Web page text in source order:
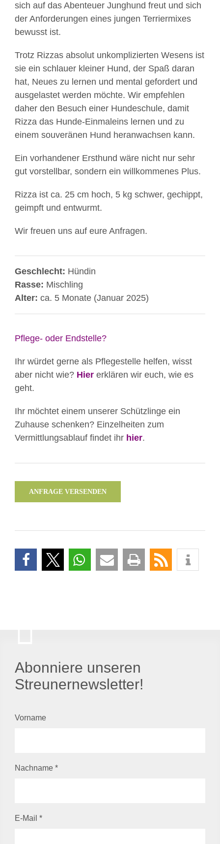
sich auf das Abenteuer Junghund freut und sich
der Anforderungen eines jungen Terriermixes
bewusst ist.
Trotz Rizzas absolut unkomplizierten Wesens ist
sie ein schlauer kleiner Hund, der Spaß daran
hat, Neues zu lernen und mental gefordert und
ausgelastet werden möchte. Wir empfehlen
daher den Besuch einer Hundeschule, damit
Rizza das Hunde-Einmaleins lernen und zu
einem souveränen Hund heranwachsen kann.
Ein vorhandener Ersthund wäre nicht nur sehr
gut vorstellbar, sondern ein willkommenes Plus.
Rizza ist ca. 25 cm hoch, 5 kg schwer, gechippt,
geimpft und entwurmt.
Wir freuen uns auf eure Anfragen.
Geschlecht: Hündin
Rasse: Mischling
Alter: ca. 5 Monate (Januar 2025)
Pflege- oder Endstelle?
Ihr würdet gerne als Pflegestelle helfen, wisst
aber nicht wie? Hier erklären wir euch, wie es
geht.
Ihr möchtet einem unserer Schützlinge ein
Zuhause schenken? Einzelheiten zum
Vermittlungsablauf findet ihr hier.
ANFRAGE VERSENDEN
Abonniere unseren
Streunernewsletter!
Vorname
Nachname *
E-Mail *